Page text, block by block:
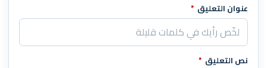
عنوان التعليق *
نص التعليق *